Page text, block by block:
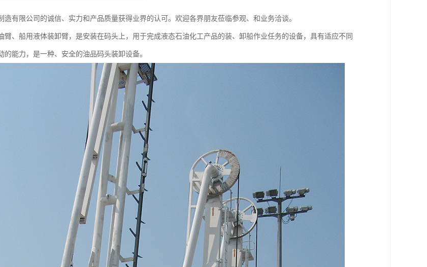
造有限公司的诚信、实力和产品质量获得业界的认可。欢迎各界朋友莅临参观、和业务洽谈。
臂、船用液体装卸臂，是安装在码头上，用于完成液态石油化工产品的装、卸船作业任务的设备，具有适应不同
的能力，是一种、安全的油品码头装卸设备。